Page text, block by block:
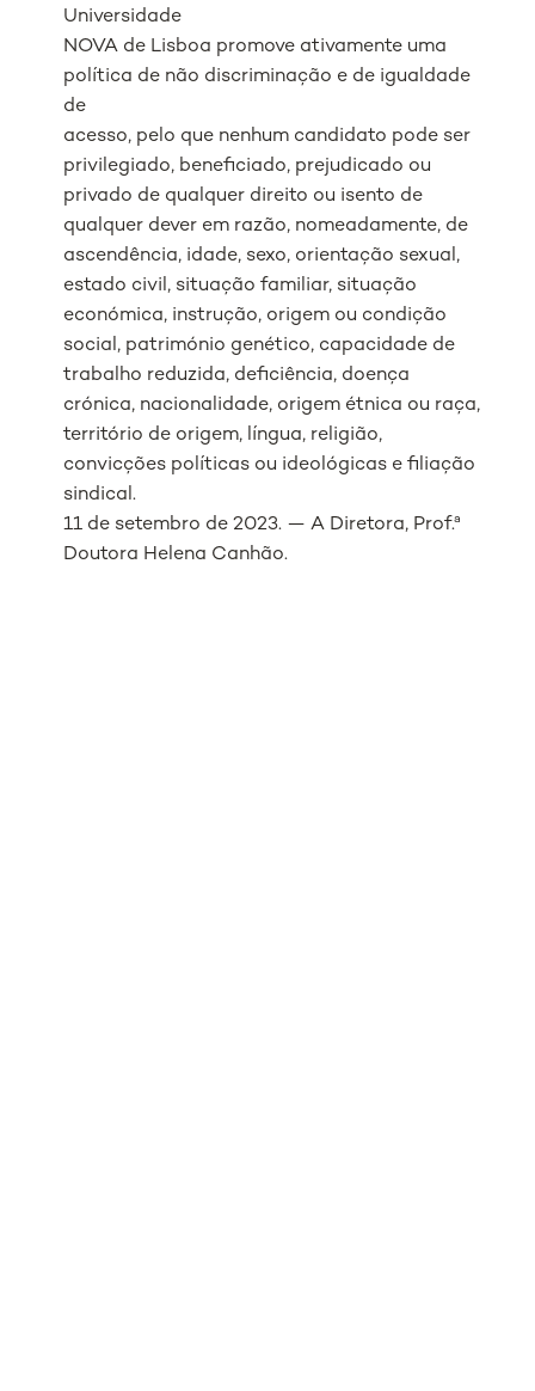
Universidade
NOVA de Lisboa promove ativamente uma
política de não discriminação e de igualdade
de
acesso, pelo que nenhum candidato pode ser
privilegiado, beneficiado, prejudicado ou
privado de qualquer direito ou isento de
qualquer dever em razão, nomeadamente, de
ascendência, idade, sexo, orientação sexual,
estado civil, situação familiar, situação
económica, instrução, origem ou condição
social, património genético, capacidade de
trabalho reduzida, deficiência, doença
crónica, nacionalidade, origem étnica ou raça,
território de origem, língua, religião,
convicções políticas ou ideológicas e filiação
sindical.
11 de setembro de 2023. — A Diretora, Prof.ª
Doutora Helena Canhão.